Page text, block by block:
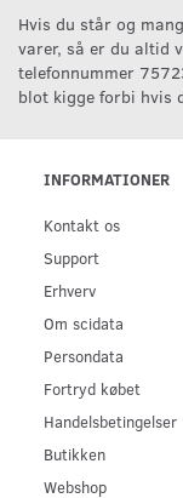
Hvis du står og
varer, så er du altid
telefonnummer
blot kigge forbi hvis
INFORMATIONER
Kontakt os
Support
Erhverv
Om scidata
Persondata
Fortryd købet
Handelsbetingelser
Butikken
Webshop